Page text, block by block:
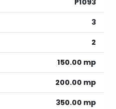
P1093
3
2
150.00 mp
200.00 mp
350.00 mp